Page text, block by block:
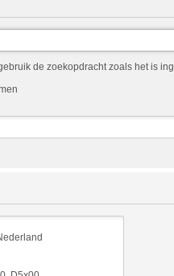
de zoekopdracht zoals het is